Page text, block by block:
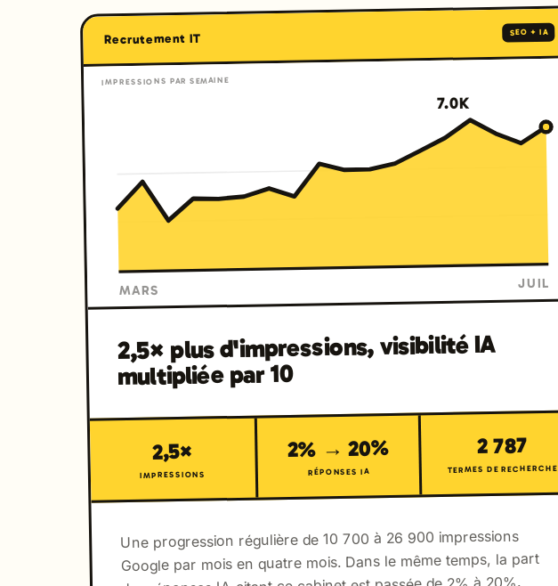
Recrutement IT SEO + IA
IMPRESSIONS PAR SEMAINE
7.0K
MARS JUIL
2,5× plus d'impressions, visibilité IA
multipliée par 10
2,5×
IMPRESSIONS
2% → 20%
RÉPONSES IA
2 787
TERMES DE RECHERCHE
Une progression régulière de 10 700 à 26 900 impressions
Google par mois en quatre mois. Dans le même temps, la part